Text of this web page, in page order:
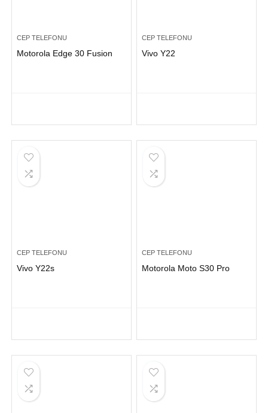
CEP TELEFONU
Motorola Edge 30 Fusion
CEP TELEFONU
Vivo Y22
CEP TELEFONU
Vivo Y22s
CEP TELEFONU
Motorola Moto S30 Pro